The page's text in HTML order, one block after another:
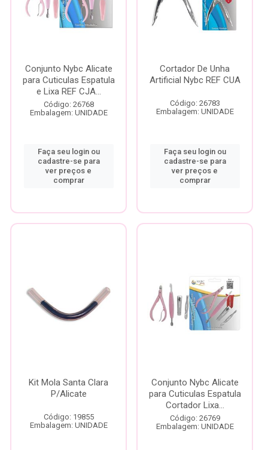
Conjunto Nybc Alicate
para Cuticulas Espatula
e Lixa REF CJA...
Código: 26768
Embalagem: UNIDADE
Faça seu login ou
cadastre-se para
ver preços e
comprar
Cortador De Unha
Artificial Nybc REF CUA
Código: 26783
Embalagem: UNIDADE
Faça seu login ou
cadastre-se para
ver preços e
comprar
Kit Mola Santa Clara
P/Alicate
Código: 19855
Embalagem: UNIDADE
Conjunto Nybc Alicate
para Cuticulas Espatula
Cortador Lixa...
Código: 26769
Embalagem: UNIDADE